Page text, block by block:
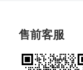
售前客服